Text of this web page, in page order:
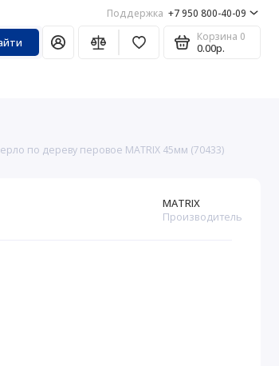
Поддержка +7 950 800-40-09
Корзина 0
0.00р.
по дереву перовое MATRIX 45мм (70433)
MATRIX
Производитель